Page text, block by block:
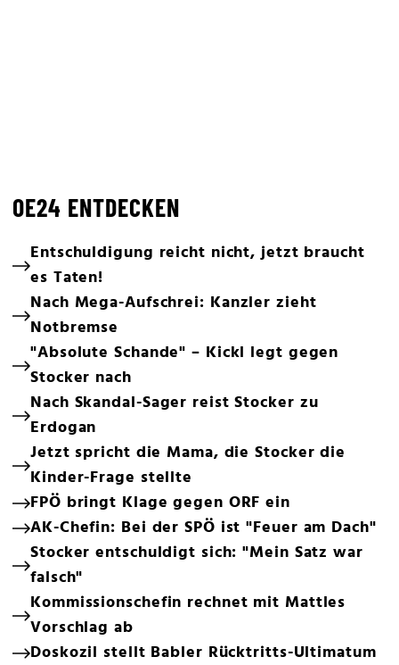
OE24 ENTDECKEN
Entschuldigung reicht nicht, jetzt braucht
es Taten!
Nach Mega-Aufschrei: Kanzler zieht
Notbremse
"Absolute Schande" – Kickl legt gegen
Stocker nach
Nach Skandal-Sager reist Stocker zu
Erdogan
Jetzt spricht die Mama, die Stocker die
Kinder-Frage stellte
FPÖ bringt Klage gegen ORF ein
AK-Chefin: Bei der SPÖ ist "Feuer am Dach"
Stocker entschuldigt sich: "Mein Satz war
falsch"
Kommissionschefin rechnet mit Mattles
Vorschlag ab
Doskozil stellt Babler Rücktritts-Ultimatum